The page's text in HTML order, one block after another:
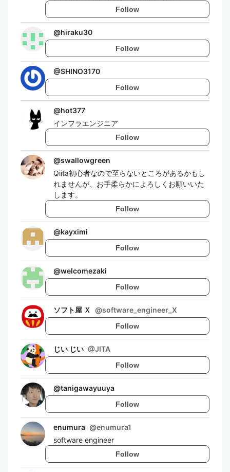
Follow
@hiraku30
Follow
@SHINO3170
Follow
@hot377
インフラエンジニア
Follow
@swallowgreen
Qiita初心者なので至らないところがあるかもし
れませんが、お手柔らかによろしくお願いいた
します。
Follow
@kayximi
Follow
@welcomezaki
Follow
ソフト屋 Ｘ @software_engineer_X
Follow
じい じい @JITA
Follow
@tanigawayuuya
Follow
enumura @enumura1
software engineer
Follow